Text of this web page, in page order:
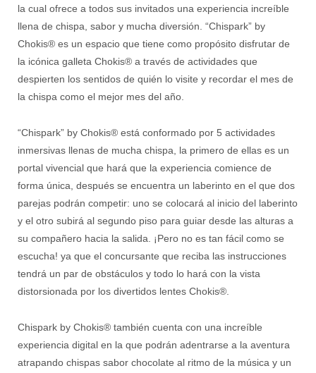
la cual ofrece a todos sus invitados una experiencia increíble
llena de chispa, sabor y mucha diversión. “Chispark” by
Chokis® es un espacio que tiene como propósito disfrutar de
la icónica galleta Chokis® a través de actividades que
despierten los sentidos de quién lo visite y recordar el mes de
la chispa como el mejor mes del año.
“Chispark” by Chokis® está conformado por 5 actividades
inmersivas llenas de mucha chispa, la primero de ellas es un
portal vivencial que hará que la experiencia comience de
forma única, después se encuentra un laberinto en el que dos
parejas podrán competir: uno se colocará al inicio del laberinto
y el otro subirá al segundo piso para guiar desde las alturas a
su compañero hacia la salida. ¡Pero no es tan fácil como se
escucha! ya que el concursante que reciba las instrucciones
tendrá un par de obstáculos y todo lo hará con la vista
distorsionada por los divertidos lentes Chokis®.
Chispark by Chokis® también cuenta con una increíble
experiencia digital en la que podrán adentrarse a la aventura
atrapando chispas sabor chocolate al ritmo de la música y un